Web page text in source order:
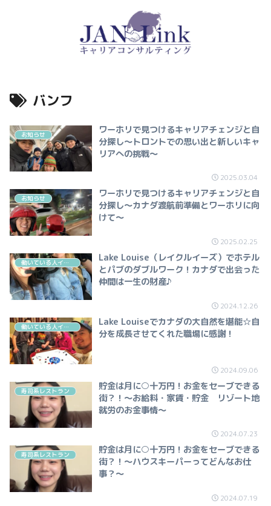
バンフ
お知らせ
ワーホリで見つけるキャリアチェンジと自
分探し〜トロントでの思い出と新しいキャ
リアへの挑戦〜
2025.03.04
お知らせ
ワーホリで見つけるキャリアチェンジと自
分探し〜カナダ渡航前準備とワーホリに向
けて～
2025.02.25
働いている人インタビュー（飲食・カフェ）
Lake Louise（レイクルイーズ）でホテル
とパブのダブルワーク！カナダで出会った
仲間は一生の財産♪
2024.12.26
働いている人インタビュー（ホスピタリティ）
Lake Louiseでカナダの大自然を堪能☆自
分を成長させてくれた職場に感謝！
2024.09.06
寿司系レストラン
貯金は月に○十万円！お金をセーブできる
街？！～お給料・家賃・貯金 リゾート地
就労のお金事情～
2024.07.23
寿司系レストラン
貯金は月に○十万円！お金をセーブできる
街？！～ハウスキーパーってどんなお仕
事？～
2024.07.19